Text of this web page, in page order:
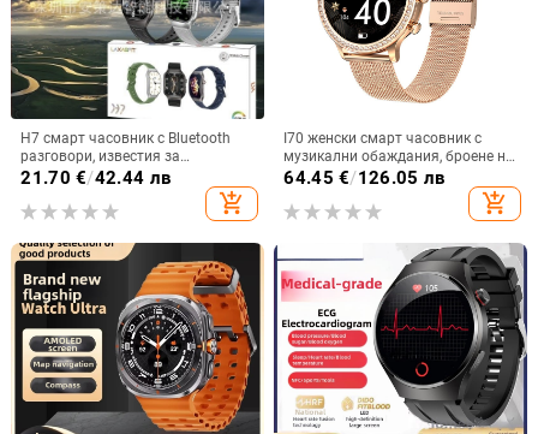
H7 смарт часовник с Bluetooth
разговори, известия за
съобщения, извит корпус, TFT
сърдечна честота
21.70 €/42.44 лв
add_shopping_cart
I70 женски смарт часовник с
музикални обаждания, броене на
стъпки, пулс, кръвно налягане,
мултиспорт, смарт часовник с
пръстен
64.45 €/126.05 лв
add_shopping_cart